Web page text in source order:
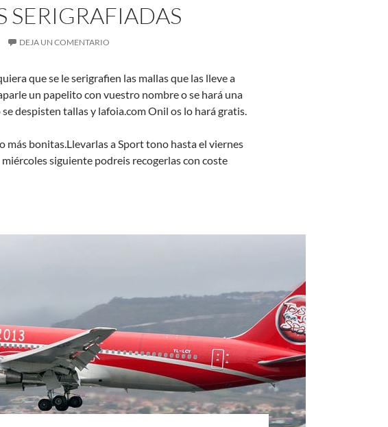
SERIGRAFIADAS
DEJA UN COMENTARIO
que se le serigrafien las mallas que las lleve a
un papelito con vuestro nombre o se hará una
despisten tallas y lafoia.com Onil os lo hará gratis.
más bonitas.Llevarlas a Sport tono hasta el viernes
siguiente podreis recogerlas con coste